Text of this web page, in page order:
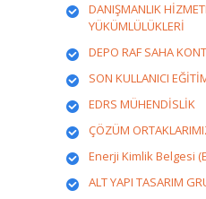
DANIŞMANLIK
YÜKÜMLÜLÜKLERİ
DEPO RAF SAHA
SON KULLANICI
EDRS MÜHENDİSLİK
ÇÖZÜM
Enerji Kimlik Belgesi
ALT YAPI TASARIM